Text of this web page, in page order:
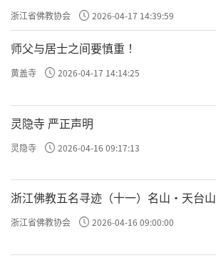
浙江省佛教协会 2026-04-17 14:39:59
师父与居士之间要慎重 ！
黄盖寺 2026-04-17 14:14:25
灵隐寺 严正声明
灵隐寺 2026-04-16 09:17:13
浙江佛教五名寻迹（十一）名山·天台山
浙江省佛教协会 2026-04-16 09:00:00